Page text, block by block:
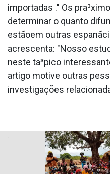
importadas ." Os
determinar o quanto
estãoem outras
acrescenta: "Nosso
neste ta³pico
artigo motive outras
investigações